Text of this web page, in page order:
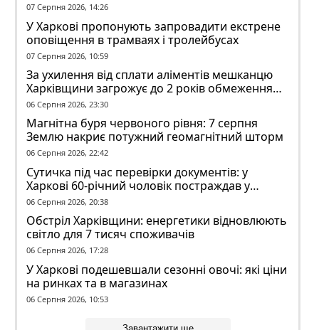
07 Серпня 2026, 14:26
У Харкові пропонують запровадити екстрене
оповіщення в трамваях і тролейбусах
07 Серпня 2026, 10:59
За ухилення від сплати аліментів мешканцю
Харківщини загрожує до 2 років обмеження
волі
06 Серпня 2026, 23:30
Магнітна буря червоного рівня: 7 серпня
Землю накриє потужний геомагнітний шторм
06 Серпня 2026, 22:42
Сутичка під час перевірки документів: у
Харкові 60-річний чоловік постраждав у
конфлікті з ТЦК
06 Серпня 2026, 20:38
Обстріл Харківщини: енергетики відновлюють
світло для 7 тисяч споживачів
06 Серпня 2026, 17:28
У Харкові подешевшали сезонні овочі: які ціни
на ринках та в магазинах
06 Серпня 2026, 10:53